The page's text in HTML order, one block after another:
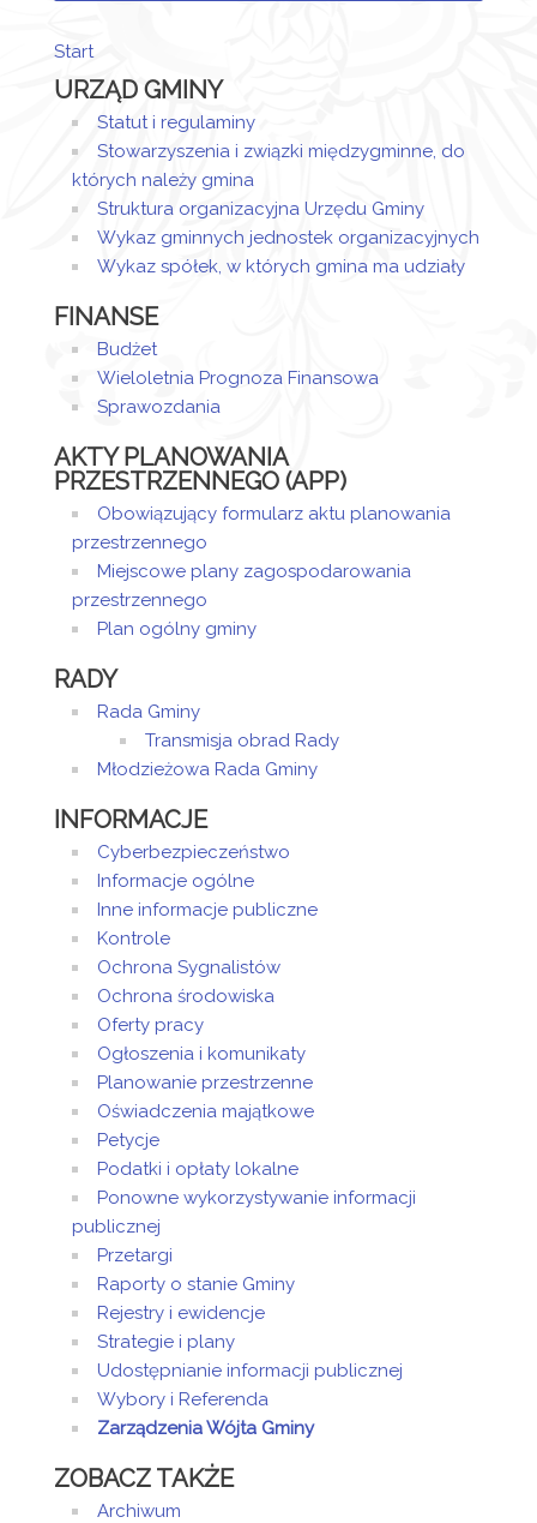
utworzony.
Dodane
załączniki
Załącznik
Załącznik
Zarządzenie
15:41
- Wieczorek
Start
URZĄD GMINY
Statut i regulaminy
Stowarzyszenia i związki międzygminne, do
których należy gmina
Struktura organizacyjna Urzędu Gminy
Wykaz gminnych jednostek organizacyjnych
Wykaz spółek, w których gmina ma udziały
FINANSE
Budżet
Wieloletnia Prognoza Finansowa
Sprawozdania
AKTY PLANOWANIA
PRZESTRZENNEGO (APP)
Obowiązujący formularz aktu planowania
przestrzennego
Miejscowe plany zagospodarowania
przestrzennego
Plan ogólny gminy
RADY
Rada Gminy
Transmisja obrad Rady
Młodzieżowa Rada Gminy
INFORMACJE
Cyberbezpieczeństwo
Informacje ogólne
Inne informacje publiczne
Kontrole
Ochrona Sygnalistów
Ochrona środowiska
Oferty pracy
Ogłoszenia i komunikaty
Planowanie przestrzenne
Oświadczenia majątkowe
Petycje
Podatki i opłaty lokalne
Ponowne wykorzystywanie informacji
publicznej
Przetargi
Raporty o stanie Gminy
Rejestry i ewidencje
Strategie i plany
Udostępnianie informacji publicznej
Wybory i Referenda
Zarządzenia Wójta Gminy
ZOBACZ TAKŻE
Archiwum